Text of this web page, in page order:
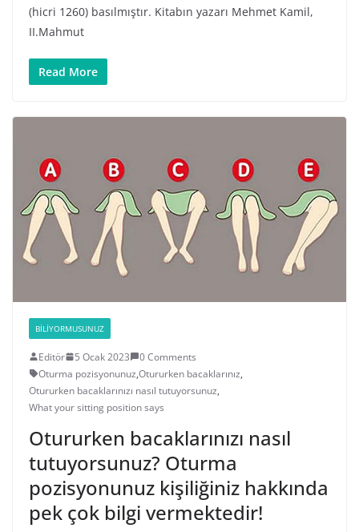
(hicri 1260) basılmıştır. Kitabın yazarı Mehmet Kamil,
II.Mahmut
Read More
BILIYORMUSUNUZ
Editör 5 Ocak 2023
0 Comments
Oturma pozisyonunuz,Otururken bacaklarınız,
Otururken bacaklarınızı nasıl tutuyorsunuz,
What your sitting position says
Otururken bacaklarınızı nasıl
tutuyorsunuz? Oturma
pozisyonunuz kişiliğiniz hakkında
pek çok bilgi vermektedir!